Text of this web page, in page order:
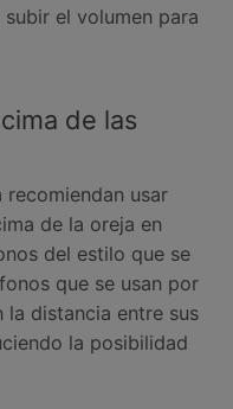
el volumen para
de las
usar
de la oreja en
del estilo que se
que se usan por
la distancia entre sus
la posibilidad